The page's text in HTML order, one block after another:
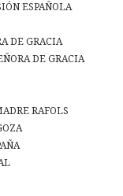
ESPAÑOLA
DE GRACIA
DE GRACIA
RAFOLS